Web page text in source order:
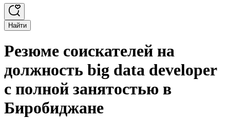
Найти
Резюме соискателей на
должность big data developer
с полной занятостью в
Биробиджане